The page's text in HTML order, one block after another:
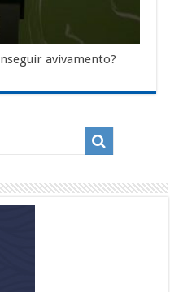
avivamento?